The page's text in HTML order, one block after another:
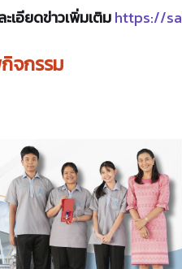
เอียดข่าวเพิ่มเติมhttps://
จกรรม